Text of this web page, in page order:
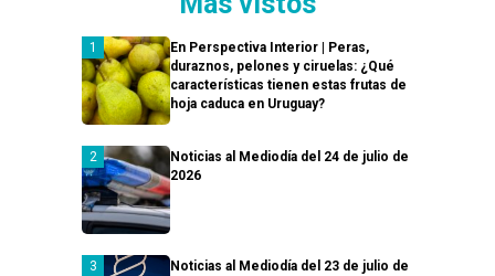
En Perspectiva Interior | Peras,
duraznos, pelones y ciruelas: ¿Qué
características tienen estas frutas de
hoja caduca en Uruguay?
Noticias al Mediodía del 24 de julio de
2026
Noticias al Mediodía del 23 de julio de